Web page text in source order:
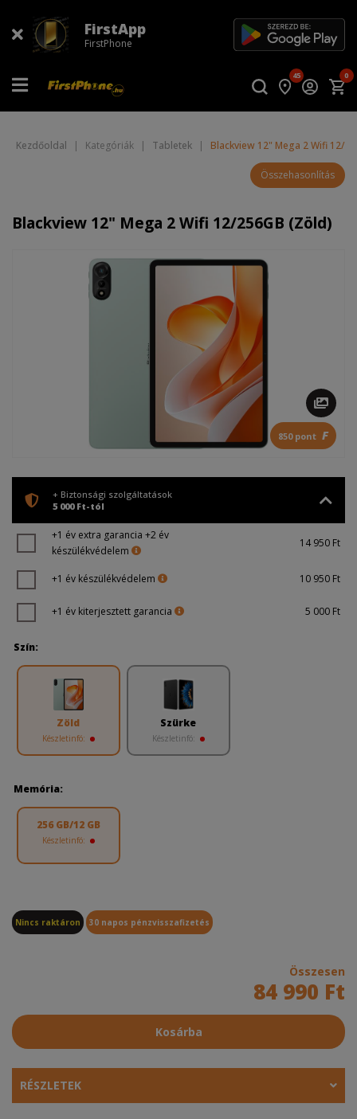
FirstApp
FirstPhone
45 0
Kezdőoldal | Kategóriák | Tabletek | Blackview 12" Mega 2 Wifi 12/
Összehasonlítás
Blackview 12" Mega 2 Wifi 12/256GB (Zöld)
850 pont F
+ Biztonsági szolgáltatások
5 000 Ft-tól
+1 év extra garancia +2 év
készülékvédelem
14 950 Ft
+1 év készülékvédelem 10 950 Ft
+1 év kiterjesztett garancia 5 000 Ft
Szín:
Zöld
Készletinfó:
Szürke
Készletinfó:
Memória:
256 GB/12 GB
Készletinfó:
Nincs raktáron 30 napos pénzvisszafizetés
Összesen
84 990 Ft
Kosárba
RÉSZLETEK